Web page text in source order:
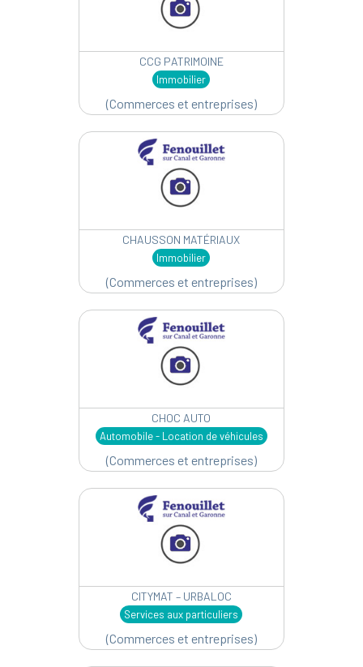
CCG PATRIMOINE
Immobilier
(Commerces et entreprises)
CHAUSSON MATÉRIAUX
Immobilier
(Commerces et entreprises)
CHOC AUTO
Automobile - Location de véhicules
(Commerces et entreprises)
CITYMAT – URBALOC
Services aux particuliers
(Commerces et entreprises)